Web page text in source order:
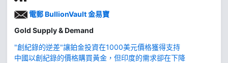
電郵 BullionVault 金易寶
Gold Supply & Demand
"創紀錄的逆差"讓鉑金投資在1000美元價格獲得支持
中國以創紀錄的價格購買黃金，但印度的需求卻在下降